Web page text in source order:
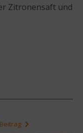
Zitronensaft und